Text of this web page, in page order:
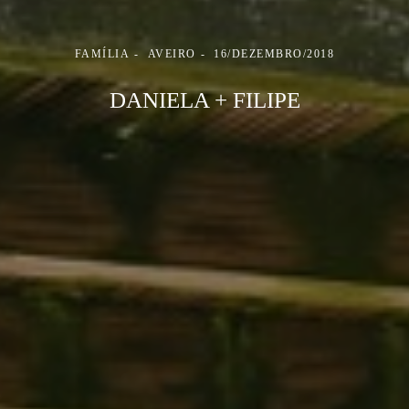
FAMÍLIA AVEIRO 16/DEZEMBRO/2018
DANIELA + FILIPE